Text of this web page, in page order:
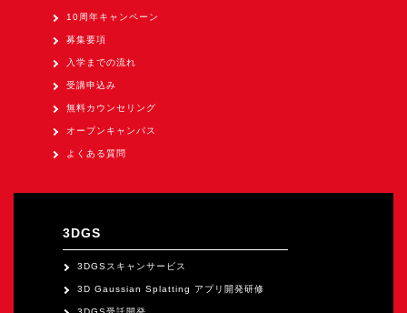
オートモーティブワールド2026
（1/21～23東京ビッグサイト）に出展。
Tsumiki Community Day 2026
（5/27～28 秋葉原UDX）に出展。
《求人》
オンライン
10周年キャンペーン
募集要項
入学までの流れ
受講申込み
無料カウンセリング
オープンキャンパス
よくある質問
3DGS
3DGSスキャンサービス
3D Gaussian Splatting アプリ開発研修